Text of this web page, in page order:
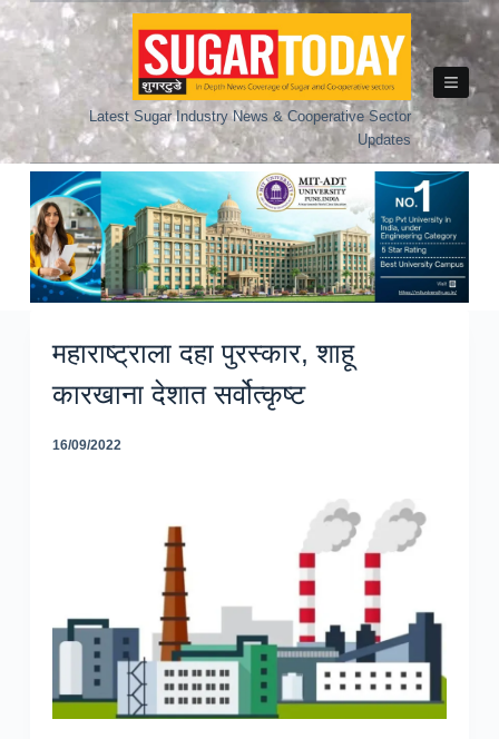
Skip
to
Latest Sugar Industry News & Cooperative Sector
Updates
महाराष्ट्राला दहा पुरस्कार, शाहू
कारखाना देशात सर्वोत्कृष्ट
16/09/2022